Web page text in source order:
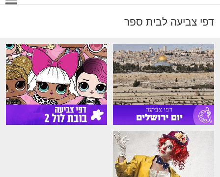
דפי צביעה לבית ספר